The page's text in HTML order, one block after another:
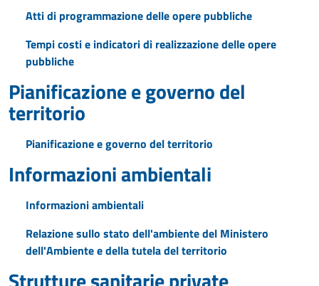
Atti di programmazione delle opere pubbliche
Tempi costi e indicatori di realizzazione delle opere
pubbliche
Pianificazione e governo del
territorio
Pianificazione e governo del territorio
Informazioni ambientali
Informazioni ambientali
Relazione sullo stato dell'ambiente del Ministero
dell'Ambiente e della tutela del territorio